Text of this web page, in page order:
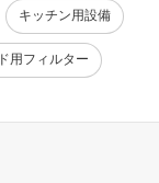
キッチン用設備
用フィルター